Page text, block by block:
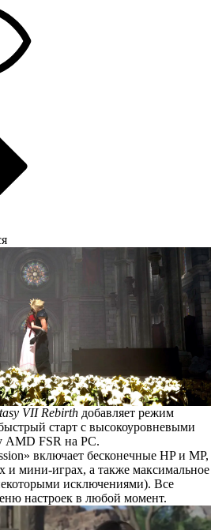
VII Rebirth добавляет режим
старт с высокоуровневыми
AMD FSR на PC.
включает бесконечные HP и MP,
и мини-играх, а также максимальное
исключениями). Все
настроек в любой момент.